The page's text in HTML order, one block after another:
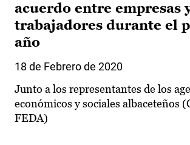
acuerdo entre empresas
trabajadores durante el
año
18 de Febrero de 2020
Junto a los representantes de los
económicos y sociales albaceteños
FEDA)